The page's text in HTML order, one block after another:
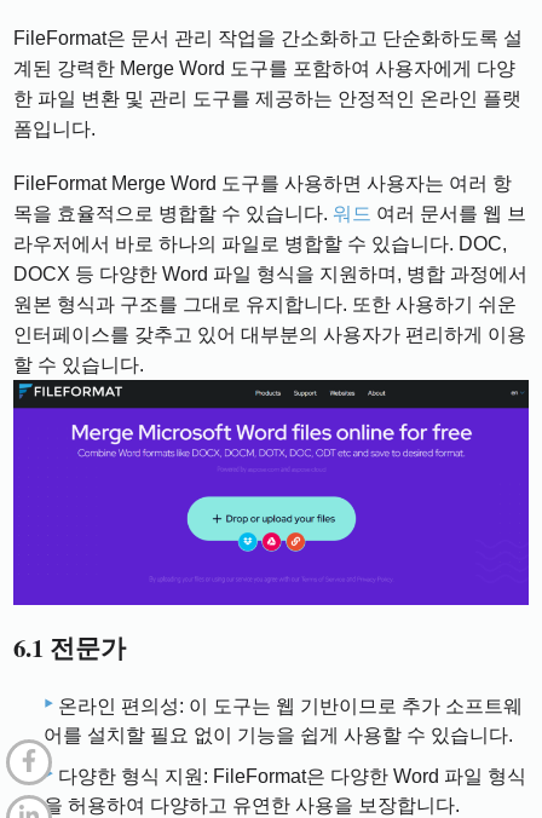
FileFormat은 문서 관리 작업을 간소화하고 단순화하도록 설
계된 강력한 Merge Word 도구를 포함하여 사용자에게 다양
한 파일 변환 및 관리 도구를 제공하는 안정적인 온라인 플랫
폼입니다.
FileFormat Merge Word 도구를 사용하면 사용자는 여러 항
목을 효율적으로 병합할 수 있습니다. 워드 여러 문서를 웹 브
라우저에서 바로 하나의 파일로 병합할 수 있습니다. DOC,
DOCX 등 다양한 Word 파일 형식을 지원하며, 병합 과정에서
원본 형식과 구조를 그대로 유지합니다. 또한 사용하기 쉬운
인터페이스를 갖추고 있어 대부분의 사용자가 편리하게 이용
할 수 있습니다.
6.1 전문가
온라인 편의성: 이 도구는 웹 기반이므로 추가 소프트웨
어를 설치할 필요 없이 기능을 쉽게 사용할 수 있습니다.
다양한 형식 지원: FileFormat은 다양한 Word 파일 형식
을 허용하여 다양하고 유연한 사용을 보장합니다.